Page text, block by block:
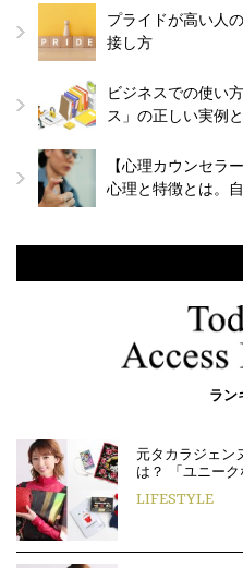
プライドが高い人
接し方
ビジネスでの使い
ス」の正しい実例
【心理カウンセラ
心理と特徴とは。
ラン
元タカラジェン
は？ 「ユニー
LIFESTYLE